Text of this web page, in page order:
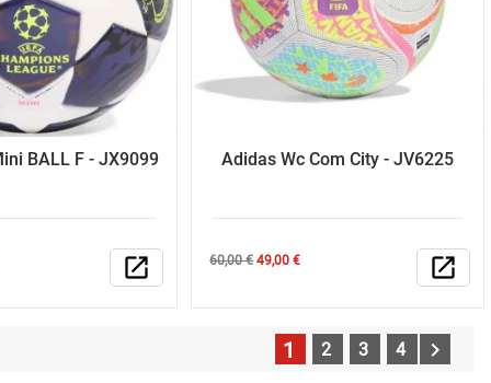
BALL F - JX9099
open_in_new
Adidas Wc Com City - JV6225
Κανονική
60,00 €Τιμή
49,00 € open_in_new
1 2 3 4 